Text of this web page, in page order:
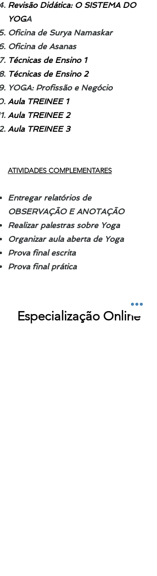
Revisão Didática: O SISTEMA DO
YOGA
Oficina de Surya Namaskar
Oficina de Asanas
Técnicas de Ensino 1
Técnicas de Ensino 2
YOGA: Profissão e Negócio
Aula TREINEE 1
Aula TREINEE 2
Aula TREINEE 3
ATIVIDADES COMPLEMENTARES
Entregar relatórios de
OBSERVAÇÃO E ANOTAÇÃO
Realizarpalestras sobre Yoga
Organizar aula aberta de Yoga
Prova final escrita
Prova final prática
Especialização Online